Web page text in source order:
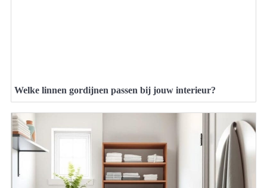
Welke linnen gordijnen passen bij jouw interieur?